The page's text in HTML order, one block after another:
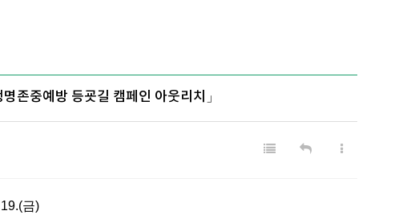
존중예방 등굣길 캠페인 아웃리치」
금)